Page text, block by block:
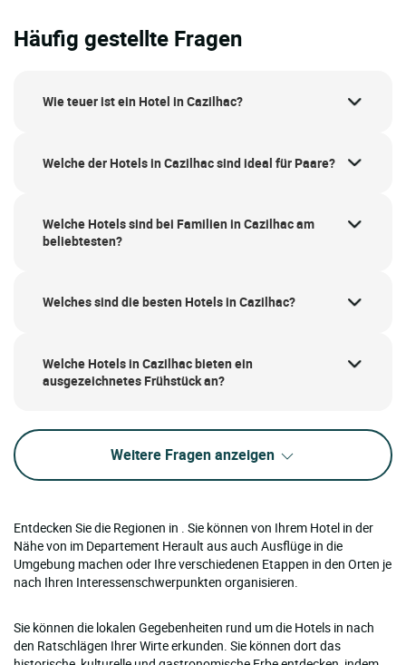
Häufig gestellte Fragen
Wie teuer ist ein Hotel in Cazilhac?
Welche der Hotels in Cazilhac sind ideal für Paare?
Welche Hotels sind bei Familien in Cazilhac am
beliebtesten?
Welches sind die besten Hotels in Cazilhac?
Welche Hotels in Cazilhac bieten ein
ausgezeichnetes Frühstück an?
Weitere Fragen anzeigen
Entdecken Sie die Regionen in . Sie können von Ihrem Hotel in der
Nähe von im Departement Herault aus auch Ausflüge in die
Umgebung machen oder Ihre verschiedenen Etappen in den Orten je
nach Ihren Interessenschwerpunkten organisieren.
Sie können die lokalen Gegebenheiten rund um die Hotels in nach
den Ratschlägen Ihrer Wirte erkunden. Sie können dort das